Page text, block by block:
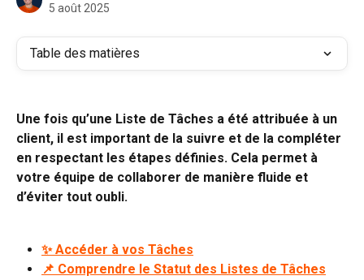
5 août 2025
Table des matières
Une fois qu’une Liste de Tâches a été attribuée à un
client, il est important de la suivre et de la compléter
en respectant les étapes définies. Cela permet à
votre équipe de collaborer de manière fluide et
d’éviter tout oubli.
✨ Accéder à vos Tâches
📌 Comprendre le Statut des Listes de Tâches